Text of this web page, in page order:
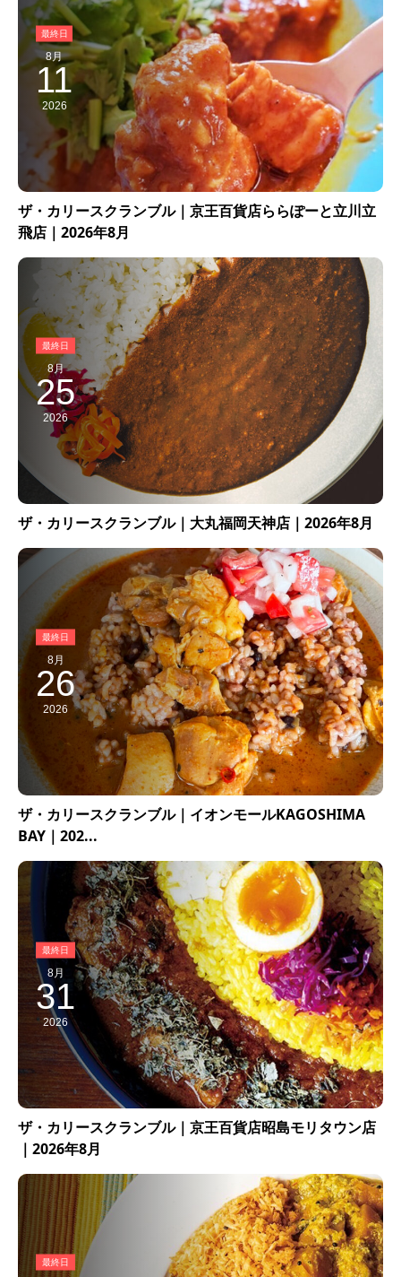
8月
11
2026
ザ・カリースクランブル｜京王百貨店ららぽーと立川立
飛店｜2026年8月
8月
25
2026
ザ・カリースクランブル｜大丸福岡天神店｜2026年8月
8月
26
2026
ザ・カリースクランブル｜イオンモールKAGOSHIMA
BAY｜202...
8月
31
2026
ザ・カリースクランブル｜京王百貨店昭島モリタウン店
｜2026年8月